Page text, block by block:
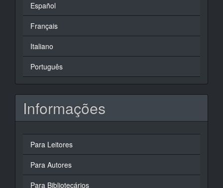
Español
Français
Italiano
Português
Informações
Para Leitores
Para Autores
Para Bibliotecários